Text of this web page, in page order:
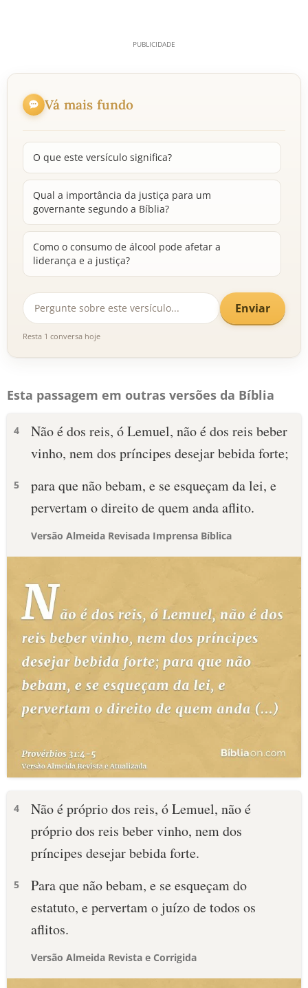
Vá mais fundo
O que este versículo significa?
Qual a importância da justiça para um
governante segundo a Bíblia?
Como o consumo de álcool pode afetar a
liderança e a justiça?
Enviar
Resta 1 conversa hoje
Esta passagem em outras versões da Bíblia
4
Não é dos reis, ó Lemuel, não é dos reis beber
vinho, nem dos príncipes desejar bebida forte;
5
para que não bebam, e se esqueçam da lei, e
pervertam o direito de quem anda aflito.
Versão Almeida Revisada Imprensa Bíblica
4
Não é próprio dos reis, ó Lemuel, não é
próprio dos reis beber vinho, nem dos
príncipes desejar bebida forte.
5
Para que não bebam, e se esqueçam do
estatuto, e pervertam o juízo de todos os
aflitos.
Versão Almeida Revista e Corrigida